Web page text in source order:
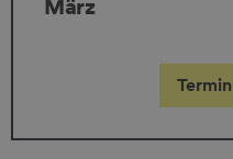
März